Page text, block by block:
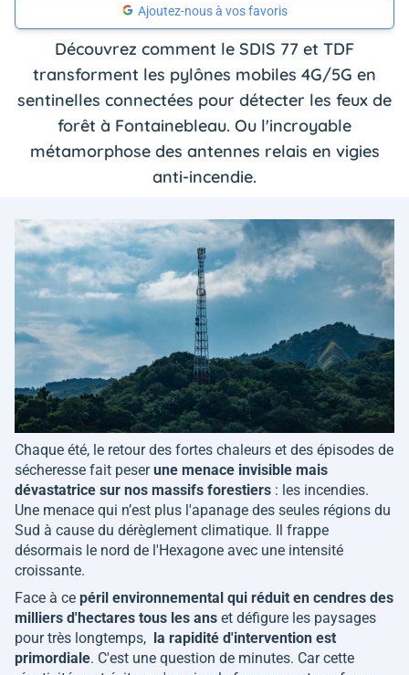
Ajoutez-nous à vos favoris
Découvrez comment le SDIS 77 et TDF
transforment les pylônes mobiles 4G/5G en
sentinelles connectées pour détecter les feux de
forêt à Fontainebleau. Ou l'incroyable
métamorphose des antennes relais en vigies
anti-incendie.
Chaque été, le retour des fortes chaleurs et des épisodes de
sécheresse fait peserune menace invisible mais
dévastatrice sur nos massifs forestiers : les incendies.
Une menace qui n’est plus l'apanage des seules régions du
Sud à cause du dérèglement climatique. Il frappe
désormais le nord de l'Hexagone avec une intensité
croissante.
Face à ce péril environnemental qui réduit en cendres des
milliers d'hectares tous les ans et défigure les paysages
pour très longtemps, la rapidité d'intervention est
primordiale. C'est une question de minutes. Car cette